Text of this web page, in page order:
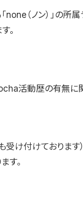
（ノン）」の所
。
活動歴の有無に
受け付けておりま
す。